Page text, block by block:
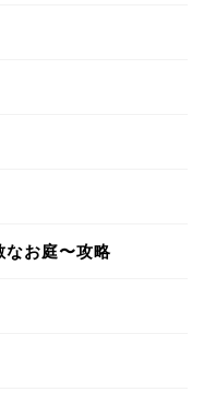
なお庭〜攻略